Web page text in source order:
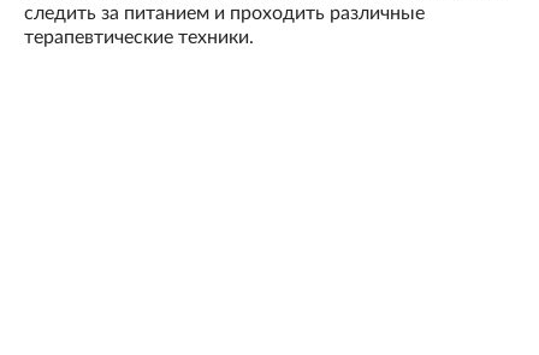
следить за питанием и проходить различные
терапевтические техники.